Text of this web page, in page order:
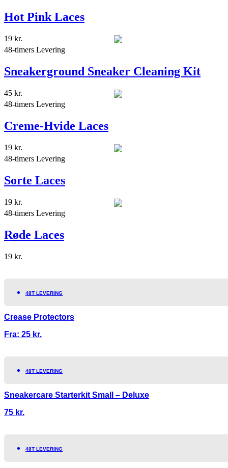
Hot Pink Laces
19 kr.
48-timers Levering
Sneakerground Sneaker Cleaning Kit
45 kr.
48-timers Levering
Creme-Hvide Laces
19 kr.
48-timers Levering
Sorte Laces
19 kr.
48-timers Levering
Røde Laces
19 kr.
48T LEVERING
Crease Protectors
Fra: 25 kr.
48T LEVERING
Sneakercare Starterkit Small – Deluxe
75 kr.
48T LEVERING